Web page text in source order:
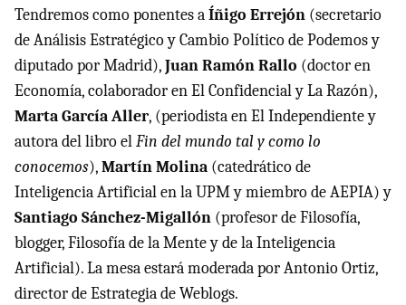
Tendremos como ponentes aÍñigo Errejón (secretario
de Análisis Estratégico y Cambio Político de Podemos y
diputado por Madrid),Juan Ramón Rallo (doctor en
Economía, colaborador en El Confidencial y La Razón),
Marta García Aller, (periodista en El Independiente y
autora del libro elFin del mundo tal y como lo
conocemos),Martín Molina (catedrático de
Inteligencia Artificial en la UPM y miembro de AEPIA) y
Santiago Sánchez-Migallón (profesor de Filosofía,
blogger, Filosofía de la Mente y de la Inteligencia
Artificial). La mesa estará moderada por Antonio Ortiz,
director de Estrategia de Weblogs.